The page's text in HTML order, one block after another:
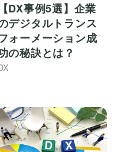
【DX事例5選】企業
デジタルトランス
ォーメーション成
の秘訣とは？